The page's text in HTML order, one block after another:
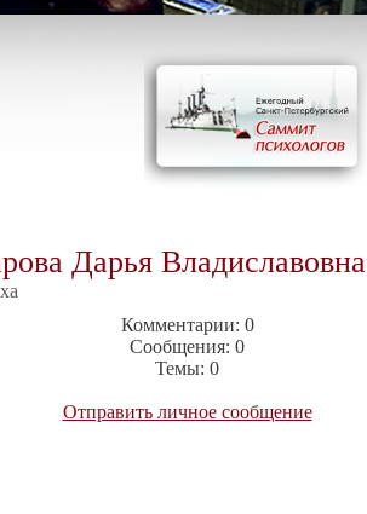
Дарья Владиславовна
Комментарии: 0
Сообщения: 0
Темы: 0
Отправить личное сообщение